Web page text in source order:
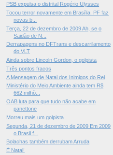
PSB expulsa o distrital Rogério Ulysses
Tocou terror novamente em Brasília. PF faz
novas b...
Terça, 22 de dezembro de 2009 Ah, se o
Saidão de N...
Derrapagens no DFTrans e descarrilamento
do VLT
Ainda sobre Lincoln Gordon, o golpista
Três pontos fracos
A Mensagem de Natal dos Inimigos do Rei
Ministério do Meio Ambiente ainda tem R$
662 milhõ...
OAB luta para que tudo não acabe em
panettone
Morreu mais um golpista
Segunda, 21 de dezembro de 2009 Em 2009
o Brasil f...
Bolachas também derrubam Arruda
É Natal!